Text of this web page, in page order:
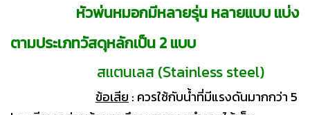
หัวพ่นหมอกมีหลายรุ่น หลายแบบ แบ่ง
ตามประเภทวัสดุหลักเป็น 2 แบบ
สแตนเลส (Stainless steel)
ข้อเสีย : ควรใช้กับน้ำที่มีแรงดันมากกว่า 5